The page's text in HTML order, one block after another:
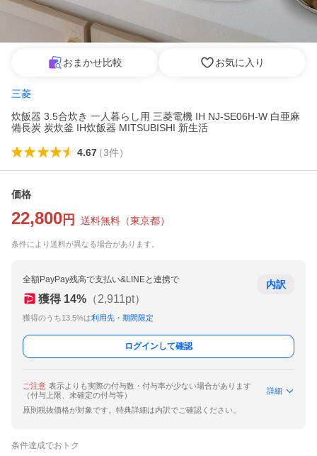
おまかせ比較 お気に入り
三菱
炊飯器 3.5合炊き 一人暮らし用 三菱電機 IH NJ-SE06H-W 白亜麻
備長炭 炭炊釜 IH炊飯器 MITSUBISHI 新生活
4.67（3件）
価格
22,800 円 送料無料 （東京都）
条件により送料が異なる場合があります。
全額PayPay残高で支払い&LINEと連携で
獲得 14% （2,911pt）
獲得のうち13.5%は利用先・期間限定
内訳
ログインして確認
ご注意 表示よりも実際の付与数・付与率が少ない場合があります
（付与上限、未確定の付与等）
詳細
原則税抜価格が対象です。特典詳細は内訳でご確認ください。
条件達成でおトク